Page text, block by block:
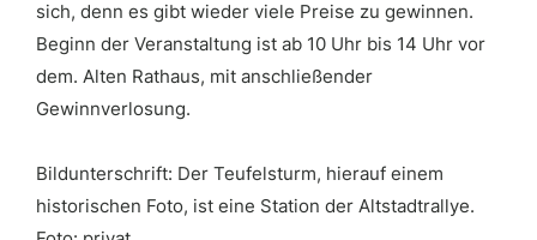
sich, denn es gibt wieder viele Preise zu gewinnen.
Beginn der Veranstaltung ist ab 10 Uhr bis 14 Uhr vor
dem. Alten Rathaus, mit anschließender
Gewinnverlosung.
Bildunterschrift: Der Teufelsturm, hierauf einem
historischen Foto, ist eine Station der Altstadtrallye.